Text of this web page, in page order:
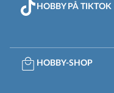
HOBBY PÅ TIKTOK
HOBBY-SHOP